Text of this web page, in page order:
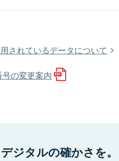
されているデータについて
の変更案内
ジタルの確かさを。